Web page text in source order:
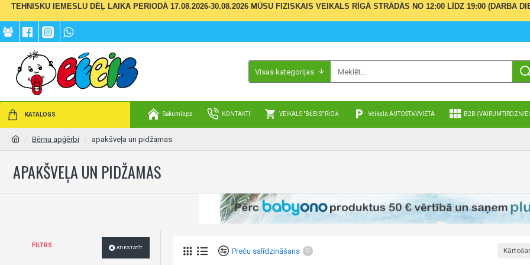
TEHNISKU IEMESLU DĒĻ LAIKA PERIODĀ 17.08.2026-30.08.2026 MŪSU FIZISKAIS VEIKALS RĪGĀ STRĀDĀS NO 12:00 LĪDZ 19:00 (DARBA
Visas kategorijas
KATALOGS Sākumlapa KONTAKTI VEIKALS "BĒBIS" RĪGĀ Veikala AUTOSTĀVVIETA B2B
Bērnu apģērbi apakšveļa un pidžamas
APAKŠVEĻA UN PIDŽAMAS
FILTRS ATIESTATĪT Preču salīdzināšana 0